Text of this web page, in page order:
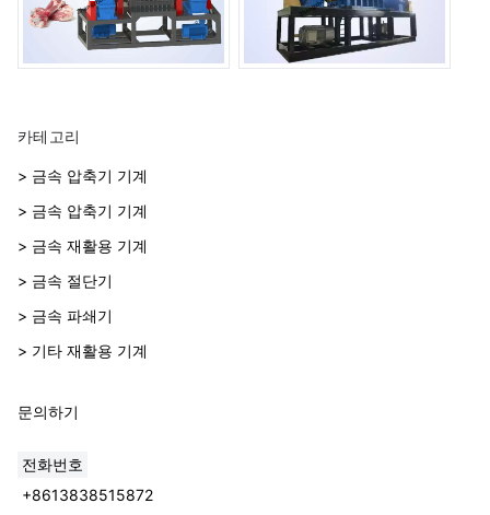
카테고리
> 금속 압축기 기계
> 금속 압축기 기계
> 금속 재활용 기계
> 금속 절단기
> 금속 파쇄기
> 기타 재활용 기계
문의하기
전화번호
+8613838515872